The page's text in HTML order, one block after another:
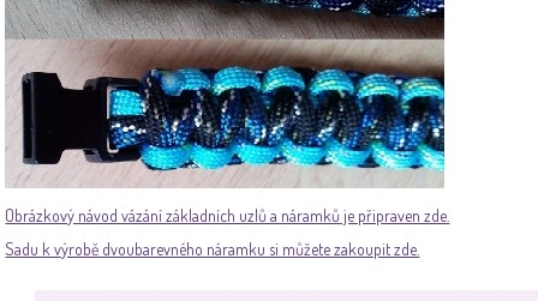
Obrázkový návod vázání základních uzlů a náramků je připraven zde.
Sadu k výrobě dvoubarevného náramku si můžete zakoupit zde.